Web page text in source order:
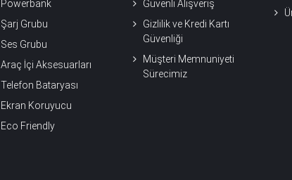
Powerbank
Şarj Grubu
Ses Grubu
Araç İçi Aksesuarları
Telefon Bataryası
Ekran Koruyucu
Eco Friendly
Güvenli Alışveriş
Gizlilik ve Kredi Kartı
Güvenliği
Müşteri Memnuniyeti
Sürecimiz